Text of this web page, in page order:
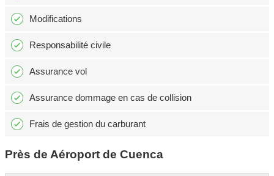
Modifications
Responsabilité civile
Assurance vol
Assurance dommage en cas de collision
Frais de gestion du carburant
Près de Aéroport de Cuenca